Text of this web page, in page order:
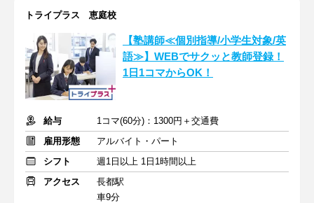
トライプラス 恵庭校
【塾講師≪個別指導/小学生対象/英
語≫】WEBでサクッと教師登録！
1日1コマからOK！
給与
1コマ(60分)：1300円＋交通費
雇用形態
アルバイト・パート
シフト
週1日以上 1日1時間以上
アクセス
長都駅
車9分